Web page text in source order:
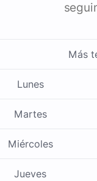
Más
Lunes
Martes
Miércoles
Jueves